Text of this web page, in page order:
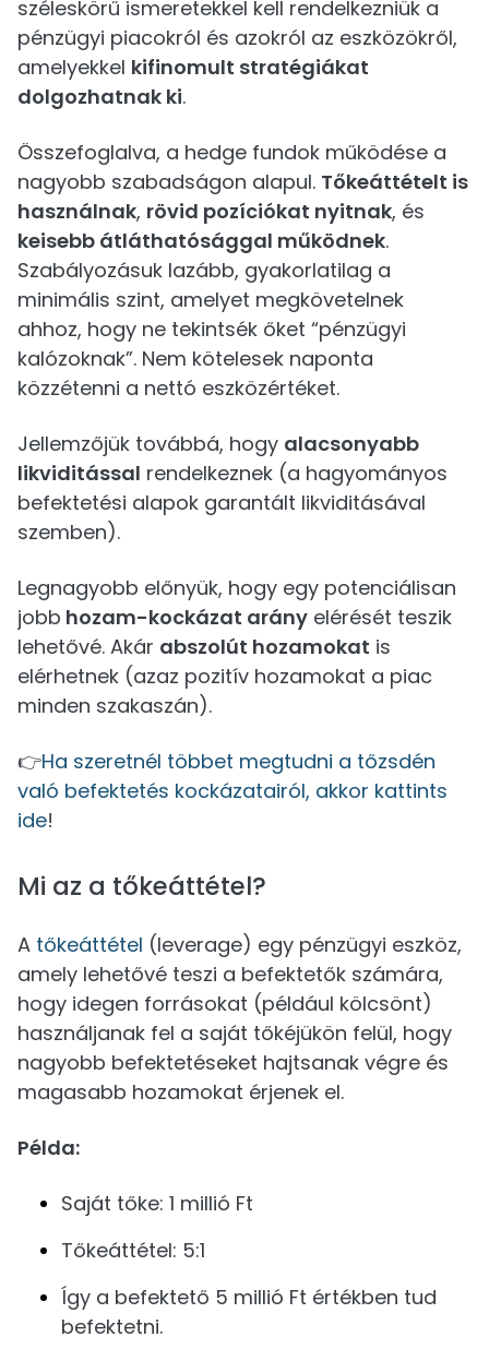
széleskörű ismeretekkel kell rendelkezniük a
pénzügyi piacokról és azokról az eszközökről,
amelyekkel kifinomult stratégiákat
dolgozhatnak ki.
Összefoglalva, a hedge fundok működése a
nagyobb szabadságon alapul. Tőkeáttételt is
használnak, rövid pozíciókat nyitnak, és
keisebb átláthatósággal működnek.
Szabályozásuk lazább, gyakorlatilag a
minimális szint, amelyet megkövetelnek
ahhoz, hogy ne tekintsék őket “pénzügyi
kalózoknak”. Nem kötelesek naponta
közzétenni a nettó eszközértéket.
Jellemzőjük továbbá, hogy alacsonyabb
likviditással rendelkeznek (a hagyományos
befektetési alapok garantált likviditásával
szemben).
Legnagyobb előnyük, hogy egy potenciálisan
jobb hozam-kockázat arány elérését teszik
lehetővé. Akár abszolút hozamokat is
elérhetnek (azaz pozitív hozamokat a piac
minden szakaszán).
👉Ha szeretnél többet megtudni a tőzsdén
való befektetés kockázatairól, akkor kattints
ide!
Mi az a tőkeáttétel?
A tőkeáttétel (leverage) egy pénzügyi eszköz,
amely lehetővé teszi a befektetők számára,
hogy idegen forrásokat (például kölcsönt)
használjanak fel a saját tőkéjükön felül, hogy
nagyobb befektetéseket hajtsanak végre és
magasabb hozamokat érjenek el.
Példa:
Saját tőke: 1 millió Ft
Tőkeáttétel: 5:1
Így a befektető 5 millió Ft értékben tud
befektetni.